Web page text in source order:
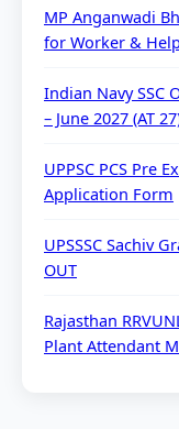
MP Anganwadi
for Worker &
Indian Navy SSC
– June 2027 (AT
UPPSC PCS Pre
Application Form
UPSSSC Sachiv
OUT
Rajasthan
Plant Attendant